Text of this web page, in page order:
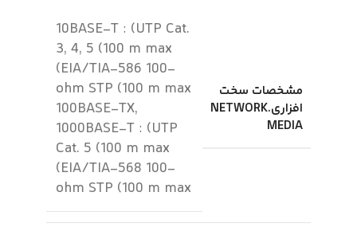
مشخصات سخت
افزاری.NETWORK
MEDIA
10BASE-T : (UTP Cat.
3, 4, 5 (100 m max
(EIA/TIA-586 100-
ohm STP (100 m max
100BASE-TX,
1000BASE-T : (UTP
Cat. 5 (100 m max
(EIA/TIA-568 100-
ohm STP (100 m max